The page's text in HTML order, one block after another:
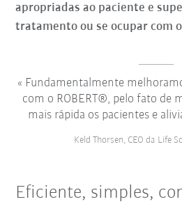
apropriadas ao paciente e
tratamento ou se ocupar com
Fundamentalmente
com o ROBERT®, pelo fato de
mais rápida os pacientes e
Keld Thorsen, CEO da Life
Eficiente, simples,